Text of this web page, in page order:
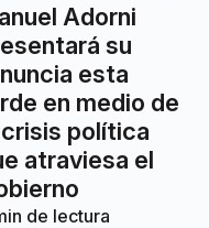
Adorni
su
esta
en medio de
política
atraviesa el
de lectura